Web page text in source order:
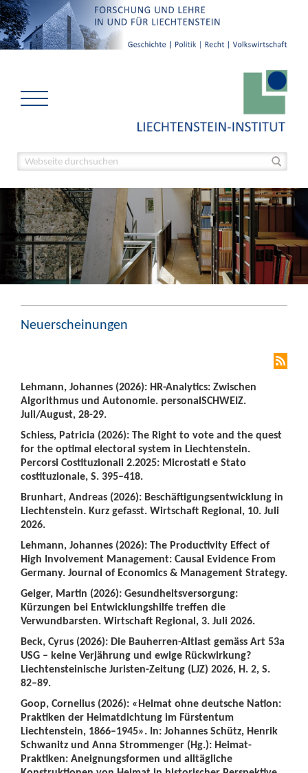
Neuerscheinungen
Lehmann, Johannes (2026): HR-Analytics: Zwischen
Algorithmus und Autonomie. personalSCHWEIZ.
Juli/August, 28-29.
Schiess, Patricia (2026): The Right to vote and the quest
for the optimal electoral system in Liechtenstein.
Percorsi Costituzionali 2.2025: Microstati e Stato
costituzionale, S. 395–418.
Brunhart, Andreas (2026): Beschäftigungsentwicklung in
Liechtenstein. Kurz gefasst. Wirtschaft Regional, 10. Juli
2026.
Lehmann, Johannes (2026): The Productivity Effect of
High Involvement Management: Causal Evidence From
Germany. Journal of Economics & Management Strategy.
Geiger, Martin (2026): Gesundheitsversorgung:
Kürzungen bei Entwicklungshilfe treffen die
Verwundbarsten. Wirtschaft Regional, 3. Juli 2026.
Beck, Cyrus (2026): Die Bauherren-Altlast gemäss Art 53a
USG – keine Verjährung und ewige Rückwirkung?
Liechtensteinische Juristen-Zeitung (LJZ) 2026, H. 2, S.
82–89.
Goop, Cornelius (2026): «Heimat ohne deutsche Nation:
Praktiken der Heimatdichtung im Fürstentum
Liechtenstein, 1866–1945». In: Johannes Schütz, Henrik
Schwanitz und Anna Strommenger (Hg.): Heimat-
Praktiken: Aneignungsformen und alltägliche